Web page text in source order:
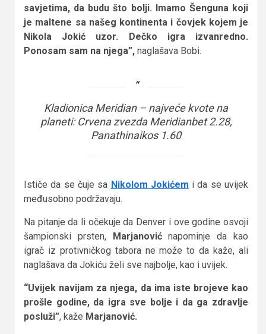
savjetima, da budu što bolji. Imamo Šenguna koji
je maltene sa našeg kontinenta i čovjek kojem je
Nikola Jokić uzor. Dečko igra izvanredno.
Ponosam sam na njega”, naglašava Bobi.
Kladionica Meridian – najveće kvote na
planeti: Crvena zvezda Meridianbet 2.28,
Panathinaikos 1.60
Ističe da se čuje sa Nikolom Jokićem i da se uvijek
međusobno podržavaju.
Na pitanje da li očekuje da Denver i ove godine osvoji
šampionski prsten, Marjanovićnapominje da kao
igrač iz protivničkog tabora ne može to da kaže, ali
naglašava da Jokiću želi sve najbolje, kao i uvijek.
“Uvijek navijam za njega, da ima iste brojeve kao
prošle godine, da igra sve bolje i da ga zdravlje
posluži”, kaže Marjanović.